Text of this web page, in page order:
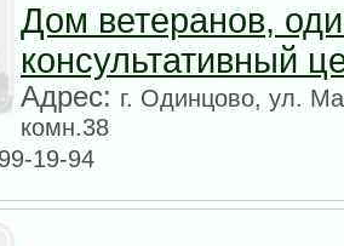
Дом ветеранов,
консультативный
Адрес:г. Одинцово, ул.
комн.38
19-94